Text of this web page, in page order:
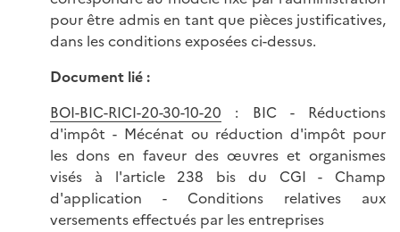
pour être admis en tant que pièces justificatives,
dans les conditions exposées ci-dessus.
Document lié :
BOI-BIC-RICI-20-30-10-20 : BIC - Réductions
d'impôt - Mécénat ou réduction d'impôt pour
les dons en faveur des œuvres et organismes
visés à l'article 238 bis du CGI - Champ
d'application - Conditions relatives aux
versements effectués par les entreprises